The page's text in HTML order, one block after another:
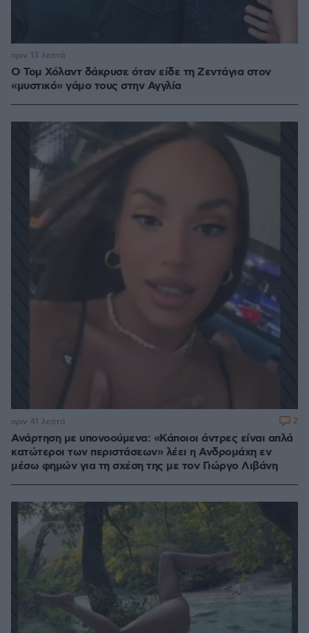
Ο Τομ Χόλαντ δάκρυσε όταν είδε τη Ζεντάγια στον
«μυστικό» γάμο τους στην Αγγλία
πριν 13 λεπτά
Ανάρτηση με υπονοούμενα: «Κάποιοι άντρες είναι απλά
κατώτεροι των περιστάσεων» λέει η Ανδρομάχη εν
μέσω φημών για τη σχέση της με τον Γιώργο Λιβάνη
πριν 41 λεπτά 2